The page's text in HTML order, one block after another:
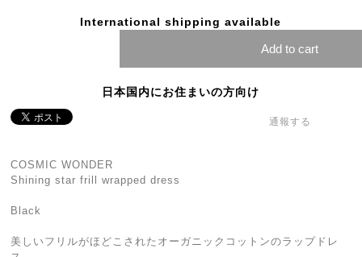
International shipping available
Add to cart
日本国内にお住まいの方向け
通報する
COSMIC WONDER
Shining star frill wrapped dress
Black
美しいフリルがほどこされたオーガニックコットンのラップドレ